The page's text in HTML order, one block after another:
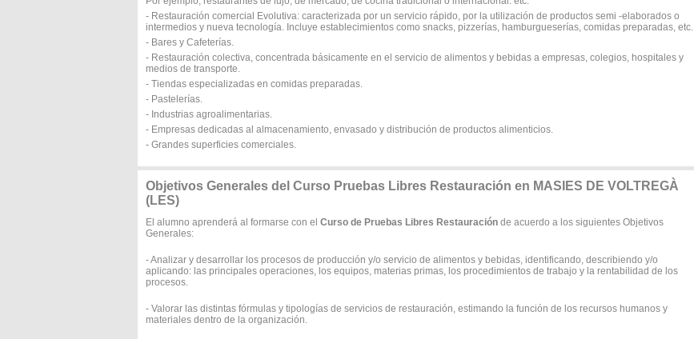
- Restauración comercial Evolutiva: caracterizada por un servicio rápido, por la utilización de productos semi -elaborados o
intermedios y nueva tecnología. Incluye establecimientos como snacks, pizzerías, hamburgueserías, comidas preparadas, etc.
- Bares y Cafeterías.
- Restauración colectiva, concentrada básicamente en el servicio de alimentos y bebidas a empresas, colegios, hospitales y
medios de transporte.
- Tiendas especializadas en comidas preparadas.
- Pastelerías.
- Industrias agroalimentarias.
- Empresas dedicadas al almacenamiento, envasado y distribución de productos alimenticios.
- Grandes superficies comerciales.
Objetivos Generales del Curso Pruebas Libres Restauración en MASIES DE VOLTREGÀ
(LES)
El alumno aprenderá al formarse con el Curso de Pruebas Libres Restauración de acuerdo a los siguientes Objetivos
Generales:
- Analizar y desarrollar los procesos de producción y/o servicio de alimentos y bebidas, identificando, describiendo y/o
aplicando: las principales operaciones, los equipos, materias primas, los procedimientos de trabajo y la rentabilidad de los
procesos.
- Valorar las distintas fórmulas y tipologías de servicios de restauración, estimando la función de los recursos humanos y
materiales dentro de la organización.